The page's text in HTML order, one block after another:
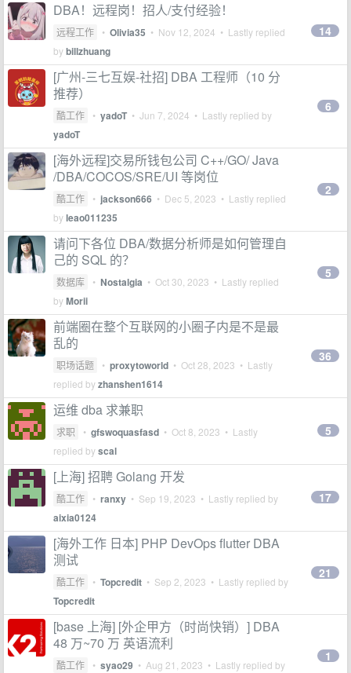
DBA！远程岗！招人/支付经验！
远程工作 • Olivia35 • Nov 12, 2024 • Lastly replied
bybillzhuang
14
[广州-三七互娱-社招] DBA 工程师（10 分
推荐）
酷工作 • yadoT • Jun 7, 2024 • Lastly replied by
yadoT
6
[海外远程]交易所钱包公司 C++/GO/ Java
/DBA/COCOS/SRE/UI 等岗位
酷工作 • jackson666 • Dec 5, 2023 • Lastly replied
byleao011235
2
请问下各位 DBA/数据分析师是如何管理自
己的 SQL 的？
数据库 • Nostalgia • Oct 30, 2023 • Lastly replied
byMorii
5
前端圈在整个互联网的小圈子内是不是最
乱的
职场话题 • proxytoworld • Oct 28, 2023 • Lastly
replied byzhanshen1614
36
运维 dba 求兼职
求职 • gfswoquasfasd • Oct 8, 2023 • Lastly
replied byscal
5
[上海] 招聘 Golang 开发
酷工作 • ranxy • Sep 19, 2023 • Lastly replied by
aixia0124
17
[海外工作 日本] PHP DevOps flutter DBA
测试
酷工作 • Topcredit • Sep 2, 2023 • Lastly replied by
Topcredit
21
[base 上海] [外企甲方（时尚快销）] DBA
48 万~70 万 英语流利
酷工作 • syao29 • Aug 21, 2023 • Lastly replied by
1